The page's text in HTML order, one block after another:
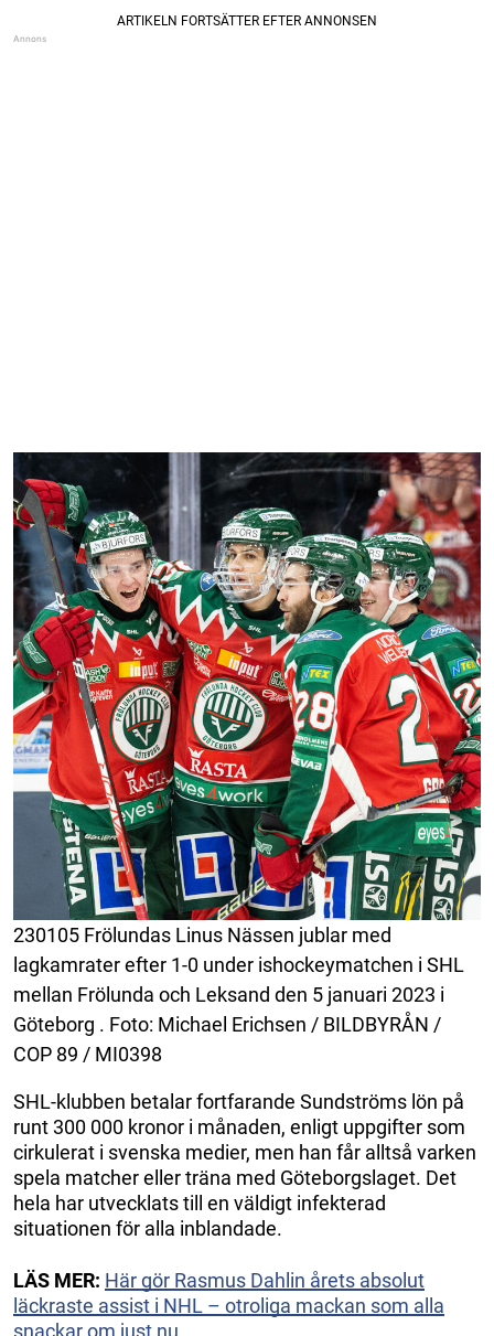
230105 Frölundas Linus Nässen jublar med
lagkamrater efter 1-0 under ishockeymatchen i SHL
mellan Frölunda och Leksand den 5 januari 2023 i
Göteborg . Foto: Michael Erichsen / BILDBYRÅN /
COP 89 / MI0398
SHL-klubben betalar fortfarande Sundströms lön på
runt 300 000 kronor i månaden, enligt uppgifter som
cirkulerat i svenska medier, men han får alltså varken
spela matcher eller träna med Göteborgslaget. Det
hela har utvecklats till en väldigt infekterad
situationen för alla inblandade.
LÄS MER: Här gör Rasmus Dahlin årets absolut
läckraste assist i NHL – otroliga mackan som alla
snackar om just nu